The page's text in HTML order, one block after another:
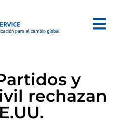
y
rechazan